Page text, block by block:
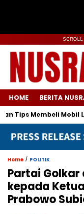
SCROLL
HOME BERITA
Membeli Mobil Listrik!
Home / POLITIK
Partai Golkar
kepada
Prabowo